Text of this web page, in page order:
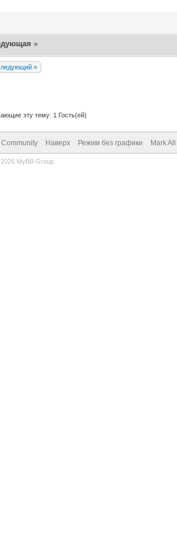
»
»
эту тему: 1 Гость(ей)
Наверх Режим без графики Mark
2026 MyBB Group